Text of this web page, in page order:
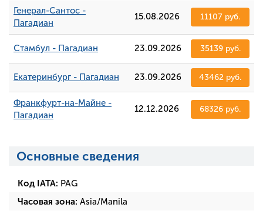
Генерал-Сантос -
Пагадиан
15.08.2026 11107 руб.
Стамбул - Пагадиан 23.09.2026 35139 руб.
Екатеринбург - Пагадиан 23.09.2026 43462 руб.
Франкфурт-на-Майне -
Пагадиан
12.12.2026 68326 руб.
Основные сведения
Код IATA: PAG
Часовая зона: Asia/Manila